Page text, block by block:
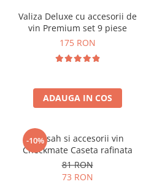
Valiza Deluxe cu accesorii de
vin Premium set 9 piese
175 RON
ADAUGA IN COS
-10%
Set sah si accesorii vin
Checkmate Caseta rafinata
81 RON
73 RON